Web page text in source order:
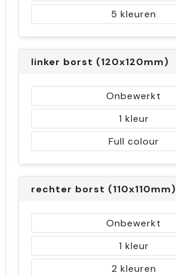
5
linker borst (120x120mm)
Onbewerkt
1
Full colour
rechter borst (110x110mm)
Onbewerkt
1
2